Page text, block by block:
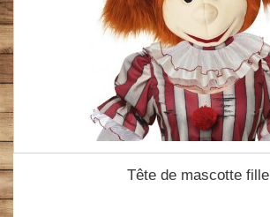
Tête de mascotte fille